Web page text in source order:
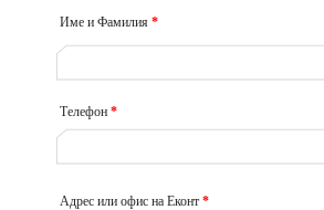
Име и Фамилия *
Телефон *
Адрес или офис на Еконт *